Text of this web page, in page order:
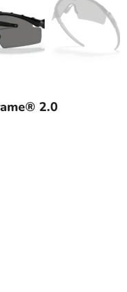
2.0